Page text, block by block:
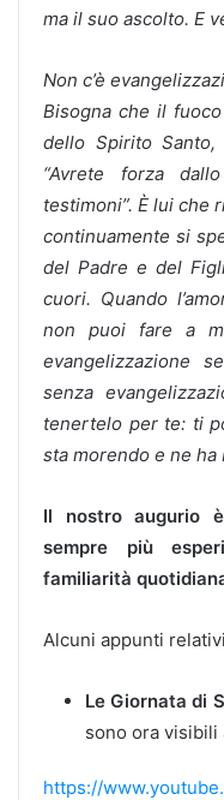
ma il suo ascolto. E
Non c’è
Bisogna che il
dello Spirito
“Avrete forza
testimoni”. È lui che
continuamente si
del Padre e del
cuori. Quando
non puoi fare a
evangelizzazione
senza
tenertelo per te: ti
sta morendo e ne ha
Il nostro augurio
sempre più
familiarità
Alcuni appunti
Le Giornata di
sono ora visibili
https://